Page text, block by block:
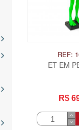
REF:
ET EM
R$